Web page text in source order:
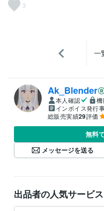
3
一
Ak_Blender
本人確認
インボイス発行
総販売実績29評価
無料
メッセージを送る
出品者の人気サービス